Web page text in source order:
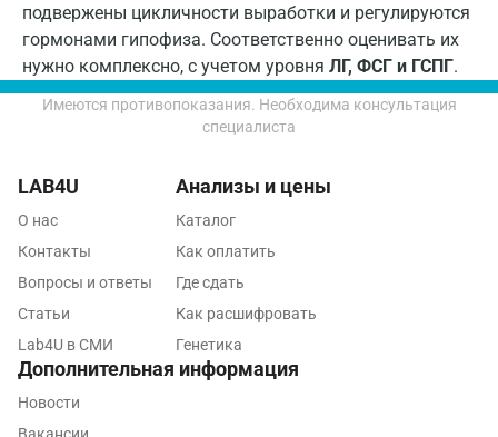
подвержены цикличности выработки и регулируются
гормонами гипофиза. Соответственно оценивать их
нужно комплексно, с учетом уровня ЛГ, ФСГ и ГСПГ.
Люберцы
Майкоп
Мурино
Набережные Челны
Наро-Фоминск
Нижневартовск
Нижнекамск
Имеются противопоказания. Необходима консультация
специалиста
LAB4U
О нас
Контакты
Вопросы и ответы
Статьи
Lab4U в СМИ
Анализы и цены
Каталог
Как оплатить
Где сдать
Как расшифровать
Генетика
Дополнительная информация
Новости